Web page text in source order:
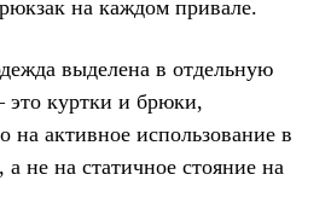
на каждом привале.
выделена в отдельную
это куртки и брюки,
на активное использование в
не на статичное стояние на